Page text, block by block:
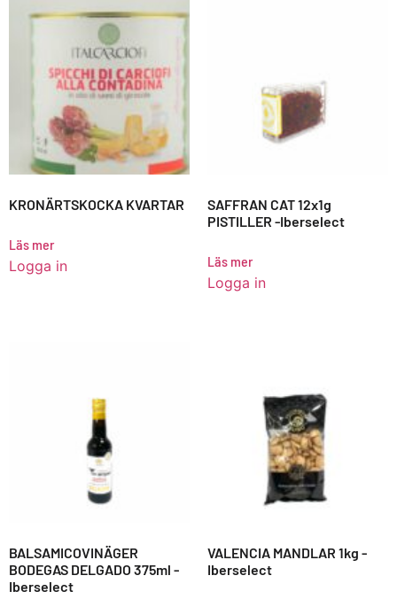
KRONÄRTSKOCKA KVARTAR
Läs mer
Logga in
SAFFRAN CAT 12x1g
PISTILLER -Iberselect
Läs mer
Logga in
BALSAMICOVINÄGER
BODEGAS DELGADO 375ml -
Iberselect
VALENCIA MANDLAR 1kg -
Iberselect